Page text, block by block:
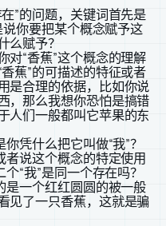
”的问题，关键词首先是
说你要把某个概念赋予这
么赋予？
对“香蕉”这个概念的理解
蕉”的可描述的特征或者
是合理的依据，比如你说
，那么我想你恐怕是搞错
人们一般都叫它苹果的东
凭什么把它叫做“我”？
者说这个概念的特定使用
“我”是同一个存在吗？
是一个红红圆圆的被一般
见了一只香蕉，这就是骗